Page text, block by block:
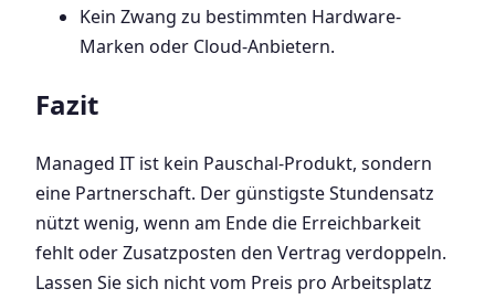
Kein Zwang zu bestimmten Hardware-
Marken oder Cloud-Anbietern.
Fazit
Managed IT ist kein Pauschal-Produkt, sondern
eine Partnerschaft. Der günstigste Stundensatz
nützt wenig, wenn am Ende die Erreichbarkeit
fehlt oder Zusatzposten den Vertrag verdoppeln.
Lassen Sie sich nicht vom Preis pro Arbeitsplatz